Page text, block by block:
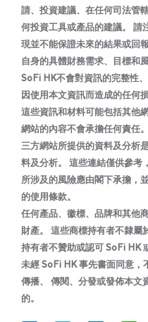
請、投資建議、在任何司法管
何投資工具或產品的建議。 請
現並不能保證未來的結果或回
自身的具體財務需求、目標和
SoFi HK不會對資訊的完整性
因使用本文資訊而造成的任何
這些資訊和材料可能包括其他
網站的內容不會承擔任何責任
三方網站所提供的資料及分析
料及分析。 這些連結僅供參考
所涉及的風險應由閣下承擔，
的使用條款。
任何產品、徽標、品牌和其他
財產。 這些商標持有者不隸屬
持有者不贊助或認可 SoFi HK
未經 SoFi HK 事先書面同意，
傳播、 傳閱、分發或發佈本文
的。